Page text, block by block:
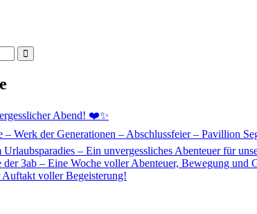
Abend! ❤️✨
– Werk der Generationen – Abschlussfeier – Pavillion
– Ein unvergessliches Abenteuer für
der 3ab – Eine Woche voller Abenteuer, Bewegung und
Auftakt voller Begeisterung!